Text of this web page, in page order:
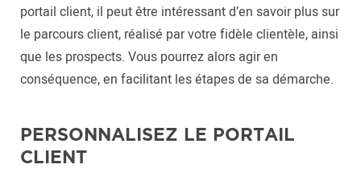
portail client, il peut être intéressant d’en savoir plus sur
le parcours client, réalisé par votre fidèle clientèle, ainsi
que les prospects. Vous pourrez alors agir en
conséquence, en facilitant les étapes de sa démarche.
PERSONNALISEZ LE PORTAIL
CLIENT